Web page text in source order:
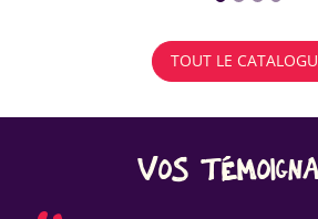
TOUT LE
VOS